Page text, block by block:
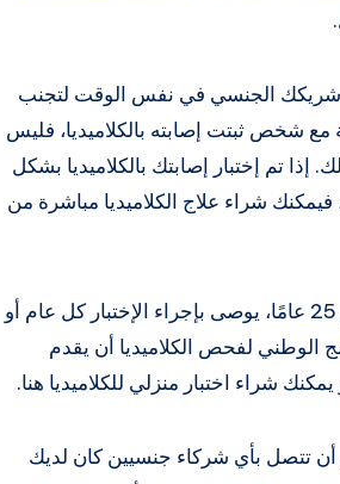
شريكك الجنسي في نفس الوقت لتجنب
شخص ثبتت إصابته بالكلاميديا، فليس
تم إختبار إصابتك بالكلاميديا ​​بشكل
شراء علاج الكلاميديا ​​مباشرة من
بالنسبة للبالغين النشطين جنسيًا الذين تقل أعمارهم عن 25 عامًا، يوصى بإجراء الإختبار كل عام أو
لفحص الكلاميديا ​​أن يقدم
شراء اختبار منزلي للكلاميديا هنا.
أن تتصل بأي شركاء جنسيين كان لديك